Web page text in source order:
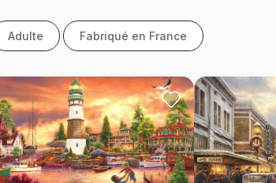
Adulte Fabriqué en France